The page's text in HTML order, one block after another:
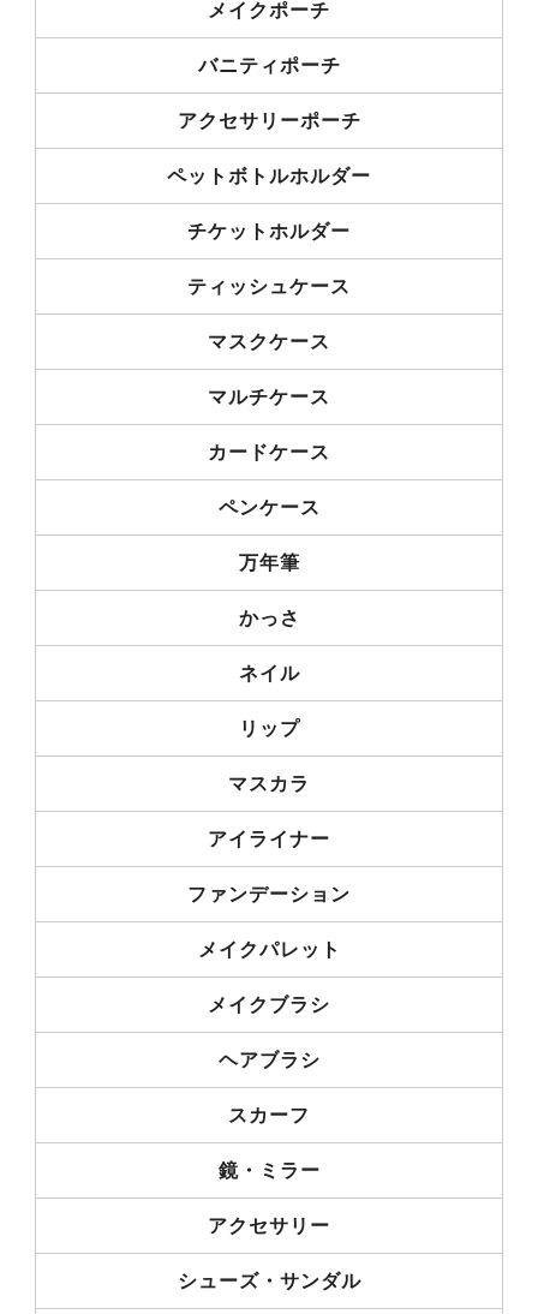
メイクポーチ
バニティポーチ
アクセサリーポーチ
ペットボトルホルダー
チケットホルダー
ティッシュケース
マスクケース
マルチケース
カードケース
ペンケース
万年筆
かっさ
ネイル
リップ
マスカラ
アイライナー
ファンデーション
メイクパレット
メイクブラシ
ヘアブラシ
スカーフ
鏡・ミラー
アクセサリー
シューズ・サンダル